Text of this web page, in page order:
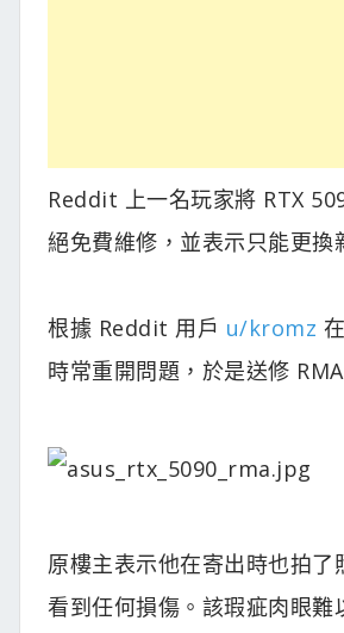
Reddit 上一名玩家將 RTX
絕免費維修，並表示只能更
根據 Reddit 用戶 u/kromz
時常重開問題，於是送修
原樓主表示他在寄出時也拍
看到任何損傷。該瑕疵肉眼